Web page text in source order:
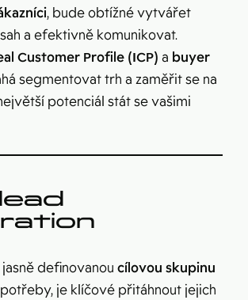
, bude obtížné vytvářet
a efektivně komunikovat.
Customer Profile (ICP) a buyer
segmentovat trh a zaměřit se na
potenciál stát se vašimi
definovanou cílovou skupinu
je klíčové přitáhnout jejich